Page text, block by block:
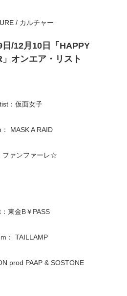
/ カルチャー
/12月10日「HAPPY
オンエア・リスト
：仮面女子
MASK A RAID
ファンファーレ☆
東金B￥PASS
： TAILLAMP
prod PAAP & SOSTONE